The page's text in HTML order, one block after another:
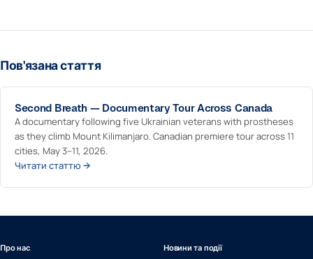
Пов'язана стаття
Second Breath — Documentary Tour Across Canada
A documentary following five Ukrainian veterans with prostheses
as they climb Mount Kilimanjaro. Canadian premiere tour across 11
cities, May 3–11, 2026.
Читати статтю →
Про нас Новини та події